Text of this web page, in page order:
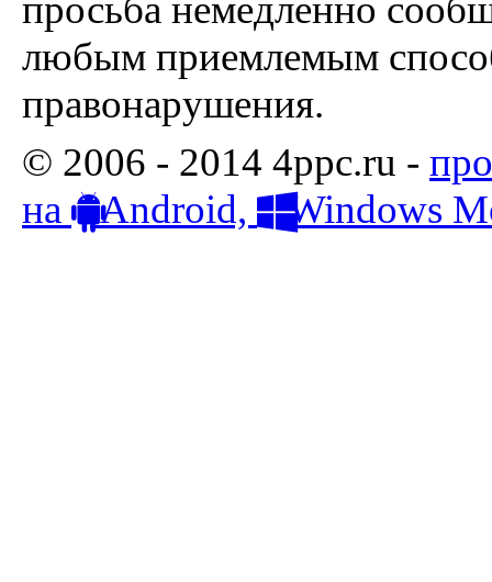
просьба немедленно
любым приемлемым
правонарушения.
© 2006 - 2014 4ppc.ru -
на
Android, Windows